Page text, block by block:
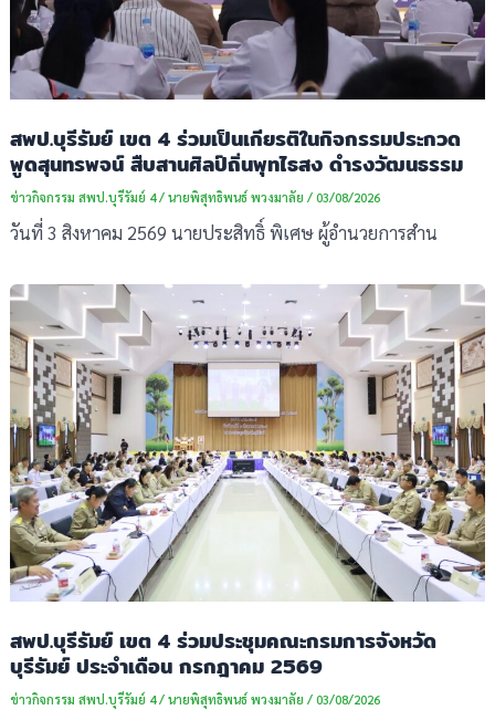
สพป.บุรีรัมย์ เขต 4 ร่วมเป็นเกียรติในกิจกรรมประกวด
พูดสุนทรพจน์ สืบสานศิลป์ถิ่นพุทไธสง ดำรงวัฒนธรรม
ข่าวกิจกรรม สพป.บุรีรัมย์ 4/ นายพิสุทธิพนธ์ พวงมาลัย / 03/08/2026
วันที่ 3 สิงหาคม 2569 นายประสิทธิ์ พิเศษ ผู้อำนวยการสำน
สพป.บุรีรัมย์ เขต 4 ร่วมประชุมคณะกรมการจังหวัด
บุรีรัมย์ ประจำเดือน กรกฎาคม 2569
ข่าวกิจกรรม สพป.บุรีรัมย์ 4/ นายพิสุทธิพนธ์ พวงมาลัย / 03/08/2026